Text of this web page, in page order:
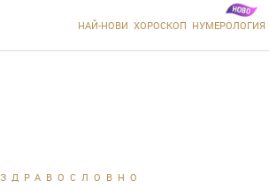
НАЙ-НОВИ ХОРОСКОП НУМЕРОЛОГИЯ
ЗДРАВОСЛОВНО